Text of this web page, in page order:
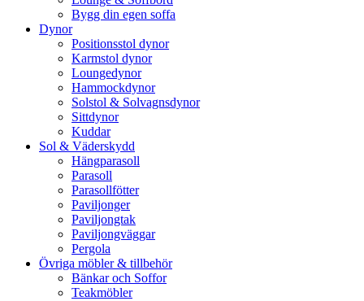
Bygg din egen soffa
Dynor
Positionsstol dynor
Karmstol dynor
Loungedynor
Hammockdynor
Solstol & Solvagnsdynor
Sittdynor
Kuddar
Sol & Väderskydd
Hängparasoll
Parasoll
Parasollfötter
Paviljonger
Paviljongtak
Paviljongväggar
Pergola
Övriga möbler & tillbehör
Bänkar och Soffor
Teakmöbler